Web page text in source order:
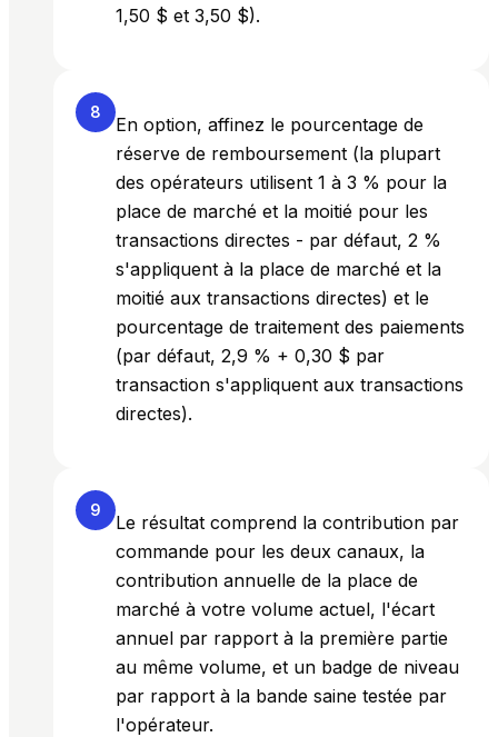
1,50 $ et 3,50 $).
8
En option, affinez le pourcentage de
réserve de remboursement (la plupart
des opérateurs utilisent 1 à 3 % pour la
place de marché et la moitié pour les
transactions directes - par défaut, 2 %
s'appliquent à la place de marché et la
moitié aux transactions directes) et le
pourcentage de traitement des paiements
(par défaut, 2,9 % + 0,30 $ par
transaction s'appliquent aux transactions
directes).
9
Le résultat comprend la contribution par
commande pour les deux canaux, la
contribution annuelle de la place de
marché à votre volume actuel, l'écart
annuel par rapport à la première partie
au même volume, et un badge de niveau
par rapport à la bande saine testée par
l'opérateur.